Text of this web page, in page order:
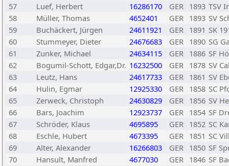
57
Luef, Herbert 16286170 GER 1893 TSV
58
Müller, Thomas 4652401 GER 1893 SV
59
Buchäckert, Jürgen 24611921 GER 1891 SK
60
Stummeyer, Dieter 24676683 GER 1890 SG
61
Zunker, Michael 24634115 GER 1886 SF
62
Bogumil-Schott, Edgar,Dr. 16232500 GER 1878 SV
63
Leutz, Hans 24617733 GER 1861 SV
64
Hulin, Egmar 12925330 GER 1858 SC
65
Zerweck, Christoph 24630829 GER 1856 SV
66
Bars, Joachim 12923737 GER 1854 SF
67
Schröder, Klaus 4695895 GER 1852 SC
68
Eschle, Hubert 4673395 GER 1851 SC
69
Alter, Alexander 16266803 GER 1850 SF
70
Hansult, Manfred 4677030 GER 1846 SF